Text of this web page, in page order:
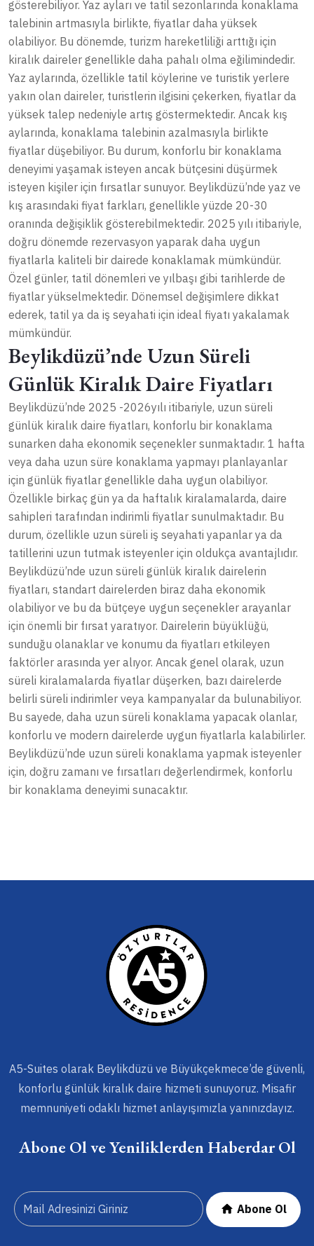
gösterebiliyor. Yaz ayları ve tatil sezonlarında konaklama
talebinin artmasıyla birlikte, fiyatlar daha yüksek
olabiliyor. Bu dönemde, turizm hareketliliği arttığı için
kiralık daireler genellikle daha pahalı olma eğilimindedir.
Yaz aylarında, özellikle tatil köylerine ve turistik yerlere
yakın olan daireler, turistlerin ilgisini çekerken, fiyatlar da
yüksek talep nedeniyle artış göstermektedir. Ancak kış
aylarında, konaklama talebinin azalmasıyla birlikte
fiyatlar düşebiliyor. Bu durum, konforlu bir konaklama
deneyimi yaşamak isteyen ancak bütçesini düşürmek
isteyen kişiler için fırsatlar sunuyor. Beylikdüzü’nde yaz ve
kış arasındaki fiyat farkları, genellikle yüzde 20-30
oranında değişiklik gösterebilmektedir. 2025 yılı itibariyle,
doğru dönemde rezervasyon yaparak daha uygun
fiyatlarla kaliteli bir dairede konaklamak mümkündür.
Özel günler, tatil dönemleri ve yılbaşı gibi tarihlerde de
fiyatlar yükselmektedir. Dönemsel değişimlere dikkat
ederek, tatil ya da iş seyahati için ideal fiyatı yakalamak
mümkündür.
Beylikdüzü’nde Uzun Süreli
Günlük Kiralık Daire Fiyatları
Beylikdüzü’nde 2025 -2026yılı itibariyle, uzun süreli
günlük kiralık daire fiyatları, konforlu bir konaklama
sunarken daha ekonomik seçenekler sunmaktadır. 1 hafta
veya daha uzun süre konaklama yapmayı planlayanlar
için günlük fiyatlar genellikle daha uygun olabiliyor.
Özellikle birkaç gün ya da haftalık kiralamalarda, daire
sahipleri tarafından indirimli fiyatlar sunulmaktadır. Bu
durum, özellikle uzun süreli iş seyahati yapanlar ya da
tatillerini uzun tutmak isteyenler için oldukça avantajlıdır.
Beylikdüzü’nde uzun süreli günlük kiralık dairelerin
fiyatları, standart dairelerden biraz daha ekonomik
olabiliyor ve bu da bütçeye uygun seçenekler arayanlar
için önemli bir fırsat yaratıyor. Dairelerin büyüklüğü,
sunduğu olanaklar ve konumu da fiyatları etkileyen
faktörler arasında yer alıyor. Ancak genel olarak, uzun
süreli kiralamalarda fiyatlar düşerken, bazı dairelerde
belirli süreli indirimler veya kampanyalar da bulunabiliyor.
Bu sayede, daha uzun süreli konaklama yapacak olanlar,
konforlu ve modern dairelerde uygun fiyatlarla kalabilirler.
Beylikdüzü’nde uzun süreli konaklama yapmak isteyenler
için, doğru zamanı ve fırsatları değerlendirmek, konforlu
bir konaklama deneyimi sunacaktır.
A5-Suites olarak Beylikdüzü ve Büyükçekmece’de güvenli,
konforlu günlük kiralık daire hizmeti sunuyoruz. Misafir
memnuniyeti odaklı hizmet anlayışımızla yanınızdayız.
Abone Ol ve Yeniliklerden Haberdar Ol
Abone Ol